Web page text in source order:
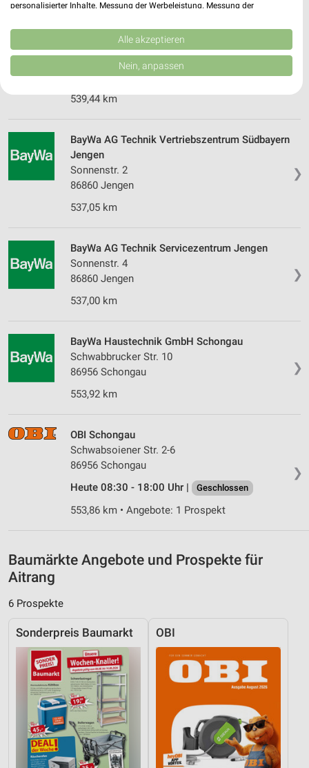
❯
Trettachstr. 4
87719 Mindelheim
Heute 08:00 - 20:00 Uhr | Geschlossen
539,44 km
❯
BayWa AG Technik Vertriebszentrum Südbayern
Jengen
Sonnenstr. 2
86860 Jengen
537,05 km
❯
BayWa AG Technik Servicezentrum Jengen
Sonnenstr. 4
86860 Jengen
537,00 km
❯
BayWa Haustechnik GmbH Schongau
Schwabbrucker Str. 10
86956 Schongau
553,92 km
❯
OBI Schongau
Schwabsoiener Str. 2-6
86956 Schongau
Heute 08:30 - 18:00 Uhr |
Geschlossen
553,86 km • Angebote: 1 Prospekt
Baumärkte Angebote und Prospekte für
Aitrang
6 Prospekte
Sonderpreis Baumarkt OBI
personalisierter Inhalte. Messung der Werbeleistung. Messung der
Kombinationen von Daten aus verschiedenen Quellen. Entwicklung und
Verbesserung der Angebote. Verwendung reduzierter Daten zur Auswahl
von Inhalten.
Daten können außerhalb der Europäischen Union weitergegeben und in die
USA gesendet werden.
Website/App.
Wir nutzen Ihre Daten für folgende Zwecke:
IAB-Verarbeitungszwecke:
Speichern von oder Zugriff auf Informationen
auf einem Endgerät
Verwendung reduzierter Daten zur Auswahl von
Erstellung von Profilen für personalisierte
Werbung
Verwendung von Profilen zur Auswahl
personalisierter Werbung
Erstellung von Profilen zur Personalisierung
von Inhalten
Verwendung von Profilen zur Auswahl
personalisierter Inhalte
Messung der Performance von Inhalten
Analyse von Zielgruppen durch Statistiken oder
Kombinationen von Daten aus verschiedenen
Inhalten
IAB-Besonderheiten:
Verwendung genauer Standortdaten
Geräte anhand von aktiv angeforderten
Informationen identifizieren
Nicht-IAB-Verarbeitungszwecke:
Notwendig
Performance
Funktional
Alle akzeptieren
Nein, anpassen